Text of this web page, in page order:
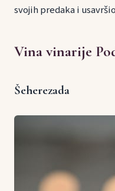
svojih predaka i
Vina vinarije
Šeherezada